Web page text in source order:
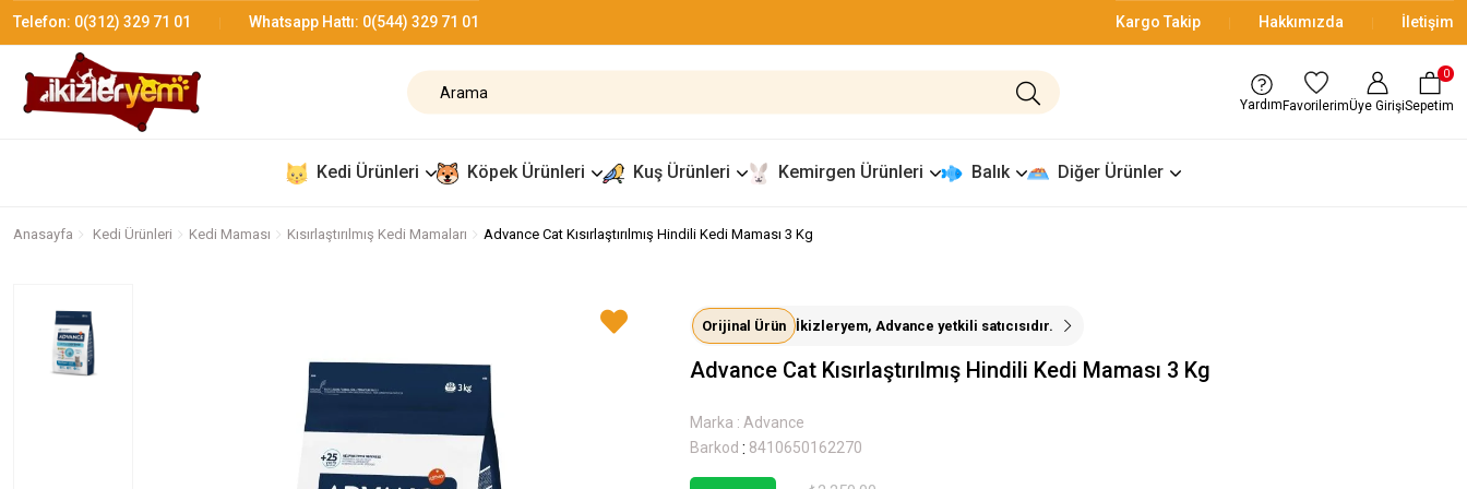
Telefon: 0(312) 329 71 01 Whatsapp Hattı: 0(544) 329 71 01 Kargo Takip Hakkımızda İletişim
Yardım FavorilerimÜye GirişiSepetim
0
Kedi Ürünleri Köpek Ürünleri Kuş Ürünleri Kemirgen Ürünleri Balık Diğer Ürünler
Anasayfa Kedi Ürünleri Kedi Maması Kısırlaştırılmış Kedi Mamaları Advance Cat Kısırlaştırılmış Hindili Kedi Maması 3 Kg
Orijinal Ürün İkizleryem, Advance yetkili satıcısıdır.
Advance Cat Kısırlaştırılmış Hindili Kedi Maması 3 Kg
Marka : Advance
Barkod : 8410650162270